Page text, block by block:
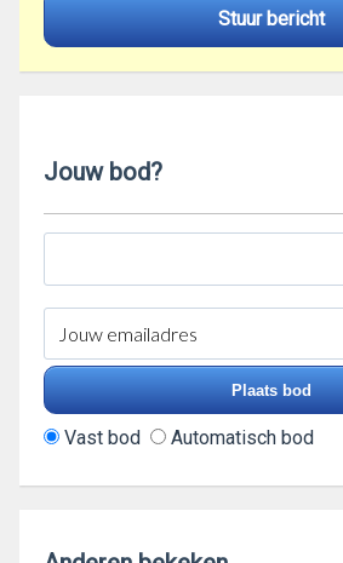
Stuur bericht
Jouw bod?
Vast bod Automatisch bod